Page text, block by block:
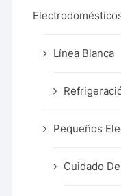
Línea Blanca
Pequeños
Cuidado